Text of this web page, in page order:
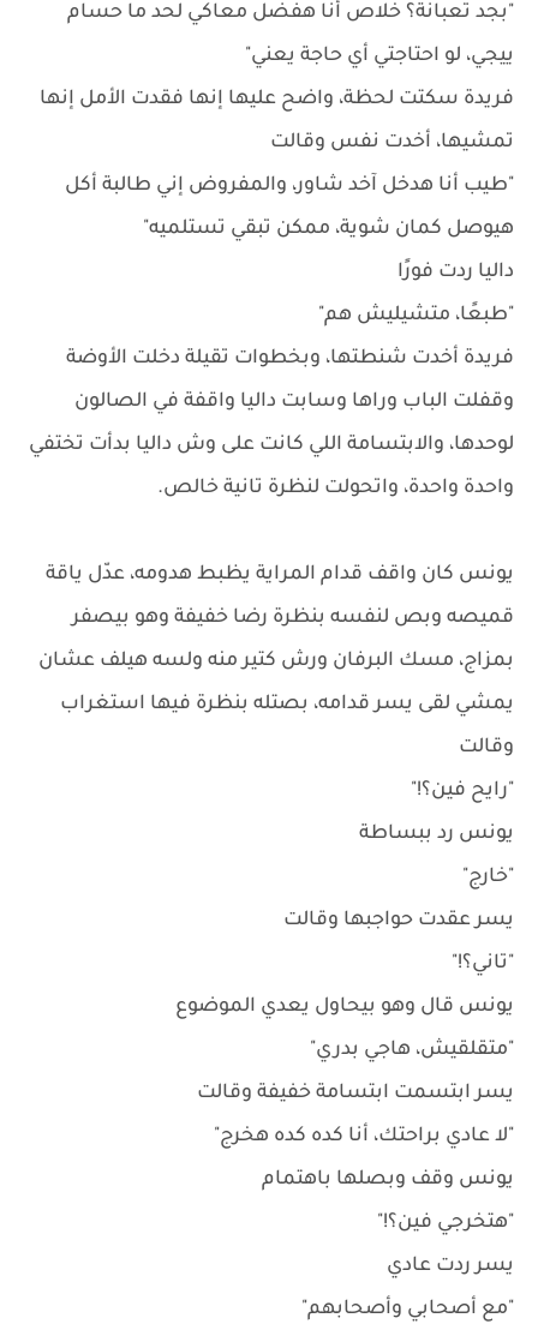
"بجد تعبانة؟ خلاص أنا هفضل معاكي لحد ما حسام
ييجي، لو احتاجتي أي حاجة يعني"
فريدة سكتت لحظة، واضح عليها إنها فقدت الأمل إنها
تمشيها، أخدت نفس وقالت
"طيب أنا هدخل آخد شاور، والمفروض إني طالبة أكل
هيوصل كمان شوية، ممكن تبقي تستلميه"
داليا ردت فورًا
"طبعًا، متشيليش هم"
فريدة أخدت شنطتها، وبخطوات تقيلة دخلت الأوضة
وقفلت الباب وراها وسابت داليا واقفة في الصالون
لوحدها، والابتسامة اللي كانت على وش داليا بدأت تختفي
واحدة واحدة، واتحولت لنظرة تانية خالص.
يونس كان واقف قدام المراية يظبط هدومه، عدّل ياقة
قميصه وبص لنفسه بنظرة رضا خفيفة وهو بيصفر
بمزاج، مسك البرفان ورش كتير منه ولسه هيلف عشان
يمشي لقى يسر قدامه، بصتله بنظرة فيها استغراب
وقالت
"رايح فين؟!"
يونس رد ببساطة
"خارج"
يسر عقدت حواجبها وقالت
"تاني؟!"
يونس قال وهو بيحاول يعدي الموضوع
"متقلقيش، هاجي بدري"
يسر ابتسمت ابتسامة خفيفة وقالت
"لا عادي براحتك، أنا كده كده هخرج"
يونس وقف وبصلها باهتمام
"هتخرجي فين؟!"
يسر ردت عادي
"مع أصحابي وأصحابهم"